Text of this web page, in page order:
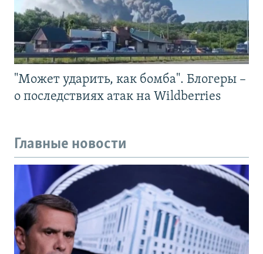
"Может ударить, как бомба". Блогеры –
о последствиях атак на Wildberries
Главные новости